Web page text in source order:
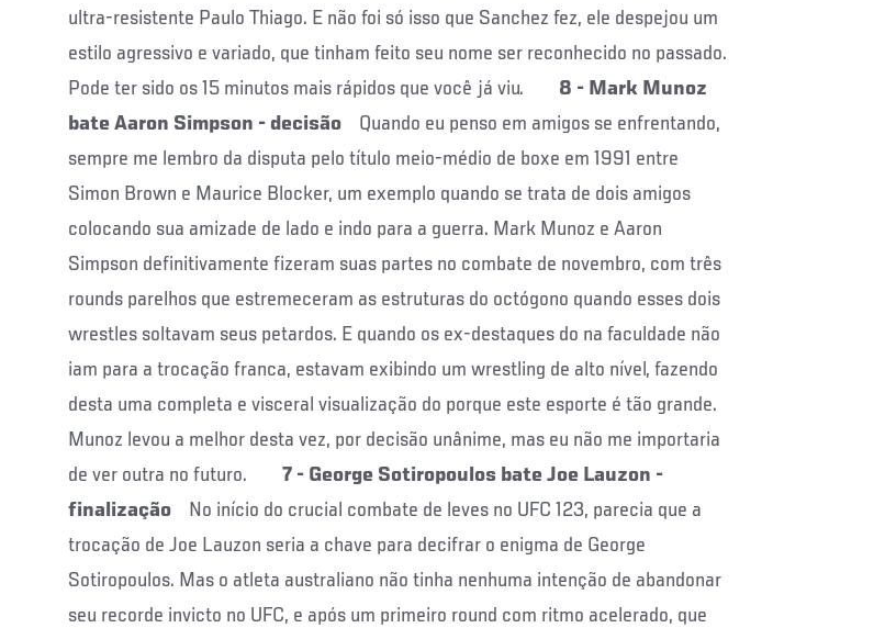
ultra-resistente Paulo Thiago. E não foi só isso que Sanchez fez, ele despejou um
estilo agressivo e variado, que tinham feito seu nome ser reconhecido no passado.
Pode ter sido os 15 minutos mais rápidos que você já viu. 8 - Mark Munoz
bate Aaron Simpson - decisão
Quando eu penso em amigos se enfrentando,
sempre me lembro da disputa pelo título meio-médio de boxe em 1991 entre
Simon Brown e Maurice Blocker, um exemplo quando se trata de dois amigos
colocando sua amizade de lado e indo para a guerra. Mark Munoz e Aaron
Simpson definitivamente fizeram suas partes no combate de novembro, com três
rounds parelhos que estremeceram as estruturas do octógono quando esses dois
wrestles soltavam seus petardos. E quando os ex-destaques do na faculdade não
iam para a trocação franca, estavam exibindo um wrestling de alto nível, fazendo
desta uma completa e visceral visualização do porque este esporte é tão grande.
Munoz levou a melhor desta vez, por decisão unânime, mas eu não me importaria
de ver outra no futuro. 7 - George Sotiropoulos bate Joe Lauzon -
finalização
No início do crucial combate de leves no UFC 123, parecia que a
trocação de Joe Lauzon seria a chave para decifrar o enigma de George
Sotiropoulos. Mas o atleta australiano não tinha nenhuma intenção de abandonar
seu recorde invicto no UFC, e após um primeiro round com ritmo acelerado, que